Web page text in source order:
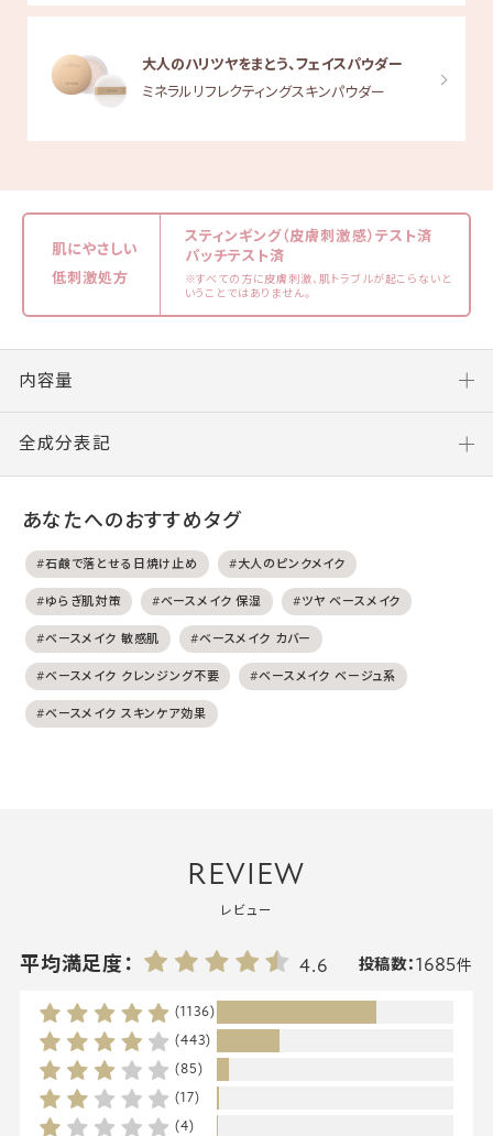
大人のハリツヤをまとう、フェイスパウダー
ミネラルリフレクティングスキンパウダー
肌にやさしい
低刺激処方
スティンギング（皮膚刺激感）テスト済
パッチテスト済
※すべての方に皮膚刺激、肌トラブルが起こらないと
いうことではありません。
内容量
全成分表記
あなたへのおすすめタグ
#石鹸で落とせる日焼け止め #大人のピンクメイク
#ゆらぎ肌対策 #ベースメイク 保湿 #ツヤ ベースメイク
#ベースメイク 敏感肌 #ベースメイク カバー
#ベースメイク クレンジング不要 #ベースメイク ベージュ系
#ベースメイク スキンケア効果
REVIEW
レビュー
平均満足度： 4.6 投稿数：1685件
(1136)
(443)
(85)
(17)
(4)